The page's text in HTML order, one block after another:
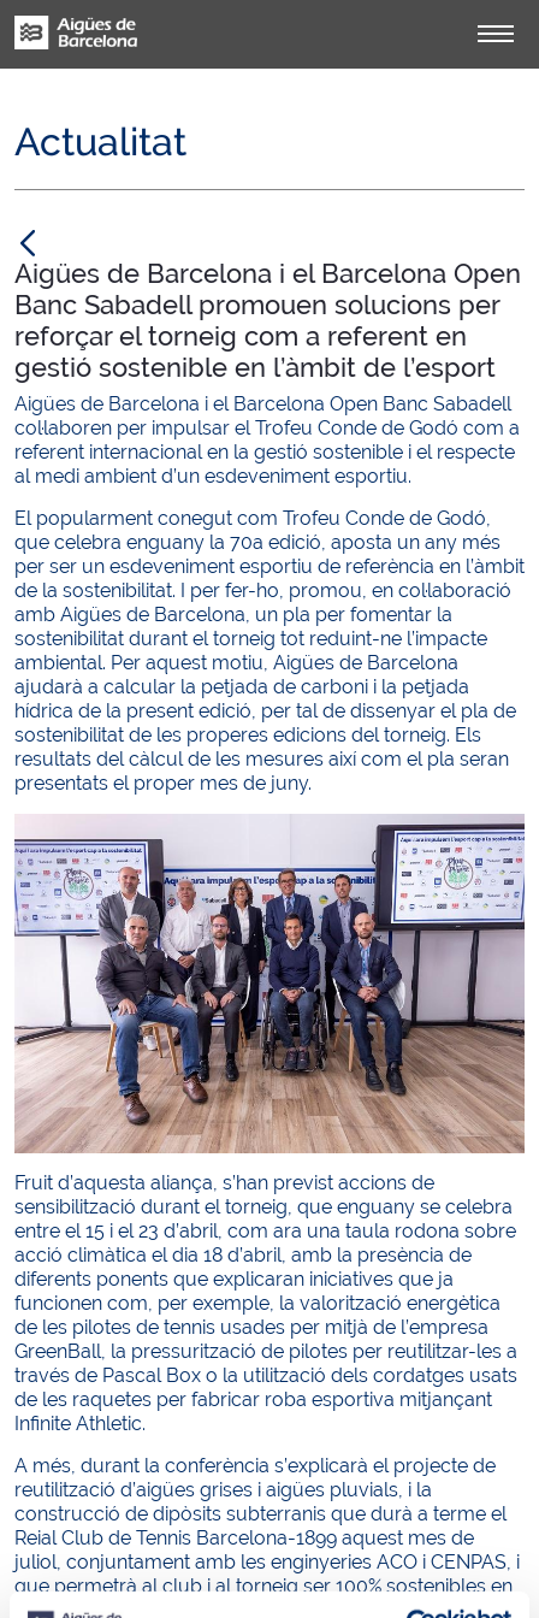
Actualitat
Aigües de Barcelona i el Barcelona Open
Banc Sabadell promouen solucions per
reforçar el torneig com a referent en
gestió sostenible en l’àmbit de l’esport
Aigües de Barcelona i el Barcelona Open Banc Sabadell
col·laboren per impulsar el Trofeu Conde de Godó com a
referent internacional en la gestió sostenible i el respecte
al medi ambient d’un esdeveniment esportiu.
El popularment conegut com Trofeu Conde de Godó,
que celebra enguany la 70a edició, aposta un any més
per ser un esdeveniment esportiu de referència en l’àmbit
de la sostenibilitat. I per fer-ho, promou, en col·laboració
amb Aigües de Barcelona, un pla per fomentar la
sostenibilitat durant el torneig tot reduint-ne l’impacte
ambiental. Per aquest motiu, Aigües de Barcelona
ajudarà a calcular la petjada de carboni i la petjada
hídrica de la present edició, per tal de dissenyar el pla de
sostenibilitat de les properes edicions del torneig. Els
resultats del càlcul de les mesures així com el pla seran
presentats el proper mes de juny.
Fruit d’aquesta aliança, s’han previst accions de
sensibilització durant el torneig, que enguany se celebra
entre el 15 i el 23 d’abril, com ara una taula rodona sobre
acció climàtica el dia 18 d’abril, amb la presència de
diferents ponents que explicaran iniciatives que ja
funcionen com, per exemple, la valorització energètica
de les pilotes de tennis usades per mitjà de l’empresa
GreenBall, la pressurització de pilotes per reutilitzar-les a
través de Pascal Box o la utilització dels cordatges usats
de les raquetes per fabricar roba esportiva mitjançant
Infinite Athletic.
A més, durant la conferència s’explicarà el projecte de
reutilització d’aigües grises i aigües pluvials, i la
construcció de dipòsits subterranis que durà a terme el
Reial Club de Tennis Barcelona-1899 aquest mes de
juliol, conjuntament amb les enginyeries ACO i CENPAS, i
que permetrà al club i al torneig ser 100% sostenibles en
el reg de les pistes i els jardins.